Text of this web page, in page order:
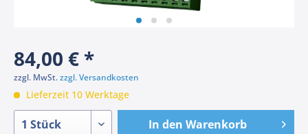
84,00 € *
zzgl. MwSt.zzgl. Versandkosten
Lieferzeit 10 Werktage
In den Warenkorb